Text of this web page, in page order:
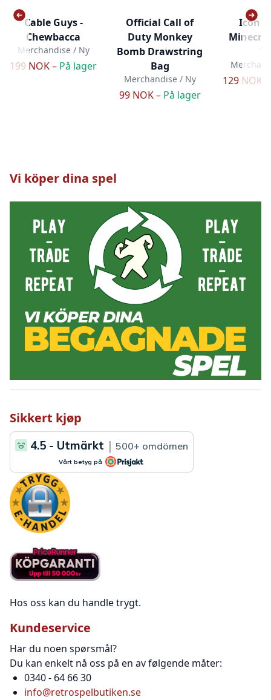
Cable Guys -
Chewbacca
Merchandise / Ny
199 NOK – På lager
Official Call of
Duty Monkey
Bomb Drawstring
Bag
Merchandise / Ny
99 NOK – På lager
Icon
129 NOK
Vi köper dina spel
Sikkert kjøp
Hos oss kan du handle trygt.
Kundeservice
Har du noen spørsmål?
Du kan enkelt nå oss på en av følgende måter:
0340 - 64 66 30
info@retrospelbutiken.se